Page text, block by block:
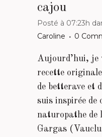
cajou
Posté à 07:23h
Caroline
0
Aujourd’hui, je
recette
de betterave et
suis inspirée de
naturopathe de
Gargas